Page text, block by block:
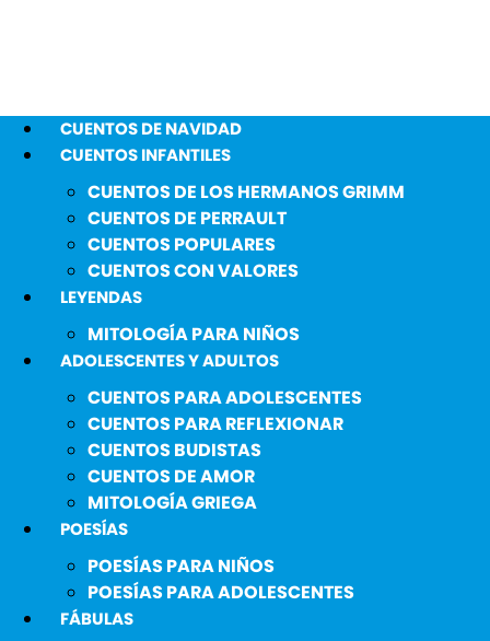
CUENTOS DE NAVIDAD
CUENTOS INFANTILES
CUENTOS DE LOS HERMANOS GRIMM
CUENTOS DE PERRAULT
CUENTOS POPULARES
CUENTOS CON VALORES
LEYENDAS
MITOLOGÍA PARA NIÑOS
ADOLESCENTES Y ADULTOS
CUENTOS PARA ADOLESCENTES
CUENTOS PARA REFLEXIONAR
CUENTOS BUDISTAS
CUENTOS DE AMOR
MITOLOGÍA GRIEGA
POESÍAS
POESÍAS PARA NIÑOS
POESÍAS PARA ADOLESCENTES
FÁBULAS